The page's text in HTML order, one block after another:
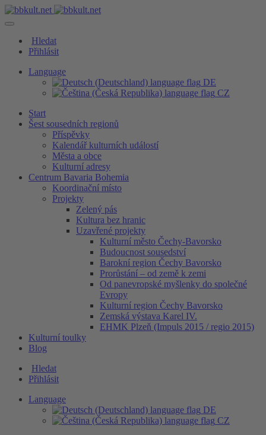
Hledat
Přihlásit
Language
DE
CZ
Start
Šest sousedních regionů
Příspěvky
Kalendář kulturních událostí
Města a obce
Kulturní adresy
Centrum Bavaria Bohemia
Koordinační místo
Projekty
Zelený pás
Kultura bez hranic
Uzavřené projekty
Kulturní město Čechy-Bavorsko
Budoucnost sousedství
Barokní region Čechy Bavorsko
Prorůstání – od země k zemi
Od panevropské myšlenky do společné
Evropy
Kulturní region Čechy Bavorsko
Zemská výstava Karel IV.
EHMK Plzeň (Impuls 2015 / regio 2015)
Kulturní toulky
Blog
Hledat
Přihlásit
Language
DE
CZ